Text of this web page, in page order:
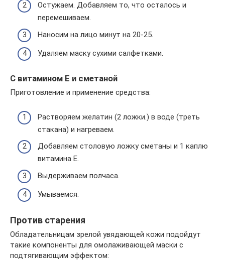
Остужаем. Добавляем то, что осталось и
перемешиваем.
Наносим на лицо минут на 20-25.
Удаляем маску сухими салфетками.
С витамином Е и сметаной
Приготовление и применение средства:
Растворяем желатин (2 ложки.) в воде (треть
стакана) и нагреваем.
Добавляем столовую ложку сметаны и 1 каплю
витамина Е.
Выдерживаем полчаса.
Умываемся.
Против старения
Обладательницам зрелой увядающей кожи подойдут
такие компоненты для омолаживающей маски с
подтягивающим эффектом: